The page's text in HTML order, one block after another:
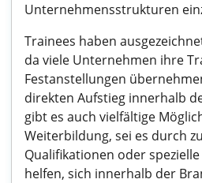
Unternehmensstrukturen
Trainees haben
da viele Unternehmen ihre
Festanstellungen
direkten Aufstieg innerhalb
gibt es auch vielfältige
Weiterbildung, sei es durch
Qualifikationen oder
helfen, sich innerhalb der